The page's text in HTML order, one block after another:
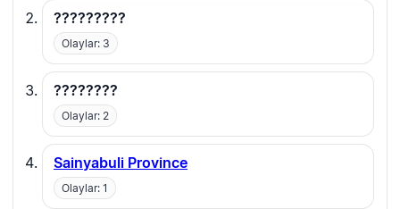
?????????
Olaylar: 3
????????
Olaylar: 2
Sainyabuli Province
Olaylar: 1